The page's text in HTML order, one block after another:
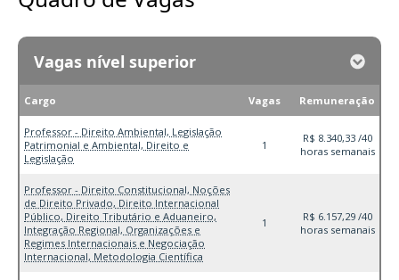
Vagas nível superior
Cargo Vagas Remuneração
Professor - Direito Ambiental, Legislação
Patrimonial e Ambiental, Direito e
Legislação
1
R$ 8.340,33 /40
horas semanais
Professor - Direito Constitucional, Noções
de Direito Privado, Direito Internacional
Público, Direito Tributário e Aduaneiro,
Integração Regional, Organizações e
Regimes Internacionais e Negociação
Internacional, Metodologia Científica
1
R$ 6.157,29 /40
horas semanais